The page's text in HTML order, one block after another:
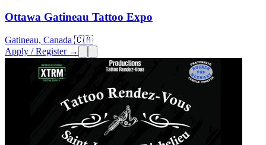
Ottawa Gatineau Tattoo Expo
Gatineau, Canada 🇨🇦
Apply / Register →